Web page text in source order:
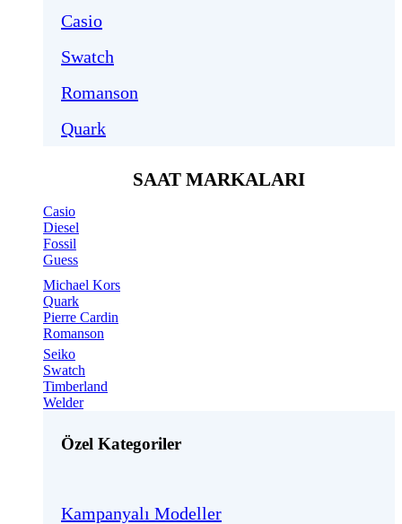
Casio
Swatch
Romanson
Quark
SAAT MARKALARI
Casio
Diesel
Fossil
Guess
Michael Kors
Quark
Pierre Cardin
Romanson
Seiko
Swatch
Timberland
Welder
Özel Kategoriler
Kampanyalı Modeller